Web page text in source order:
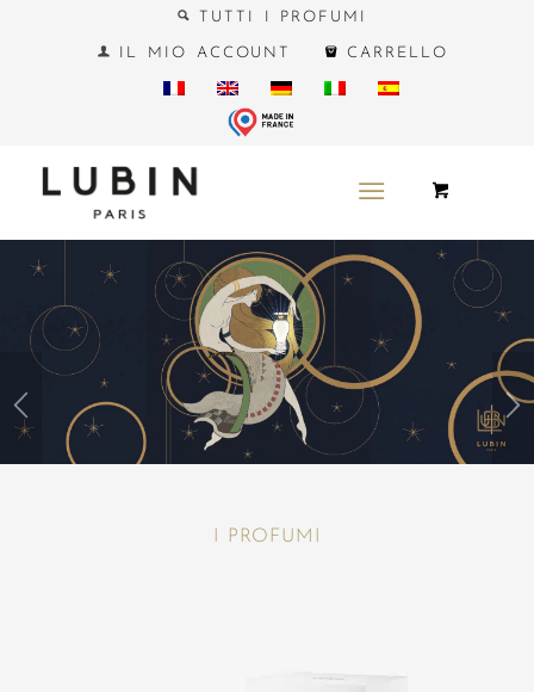
TUTTI I PROFUMI
IL MIO ACCOUNT CARRELLO
I PROFUMI